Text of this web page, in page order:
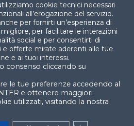
LinkedIn
X
cookie tecnici necessari
all’erogazione del servizio.
per fornirti un’esperienza di
per facilitare le interazioni
social e per consentirti di
e offerte mirate aderenti alle tue
e ai tuoi interessi.
consenso cliccando su
le tue preferenze accedendo al
e ottenere maggiori
utilizzati, visitando la nostra